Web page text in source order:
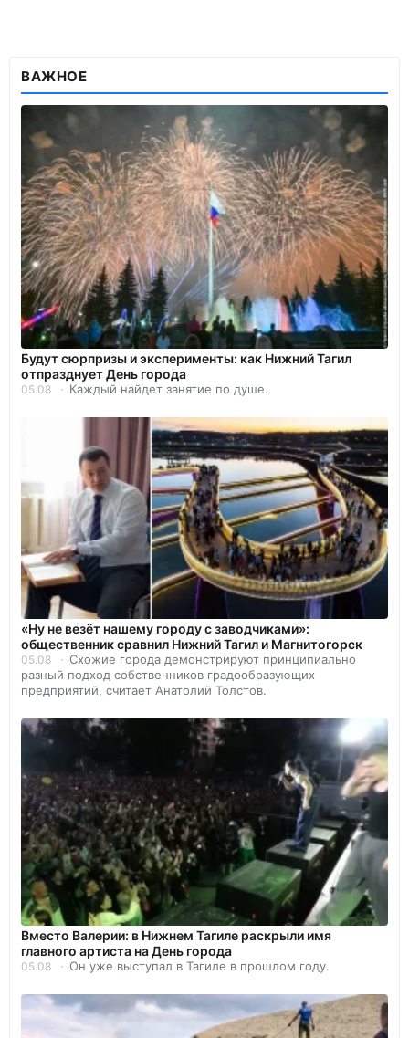
ВАЖНОЕ
Будут сюрпризы и эксперименты: как Нижний Тагил
отпразднует День города
05.08 Каждый найдет занятие по душе.
«Ну не везёт нашему городу с заводчиками»:
общественник сравнил Нижний Тагил и Магнитогорск
05.08
Схожие города демонстрируют принципиально
разный подход собственников градообразующих
предприятий, считает Анатолий Толстов.
Вместо Валерии: в Нижнем Тагиле раскрыли имя
главного артиста на День города
05.08 Он уже выступал в Тагиле в прошлом году.